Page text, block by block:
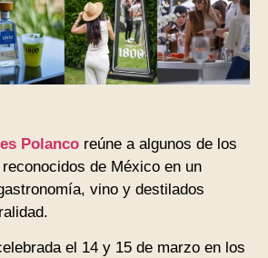
Polanco reúne a algunos de los
de México en un
vino y destilados
el 14 y 15 de marzo en los